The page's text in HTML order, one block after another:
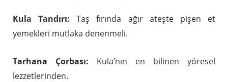
Kula Tandırı: Taş fırında ağır ateşte pişen et
yemekleri mutlaka denenmeli.
Tarhana Çorbası: Kula’nın en bilinen yöresel
lezzetlerinden.